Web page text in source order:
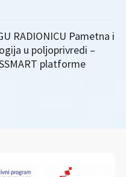
RADIONICU Pametna i
u poljoprivredi –
platforme